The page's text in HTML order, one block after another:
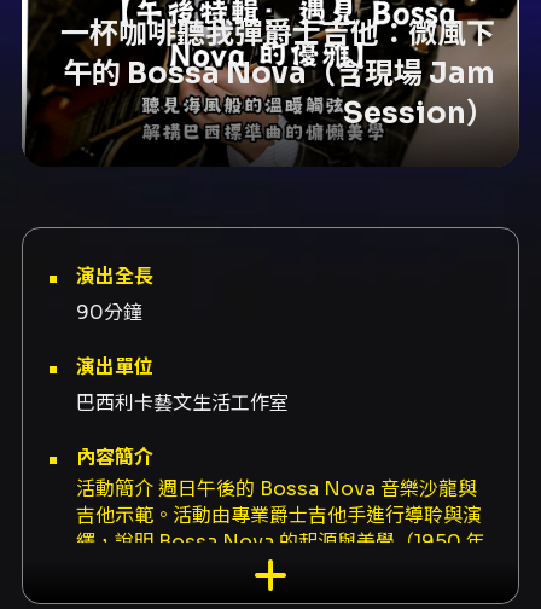
一杯咖啡聽我彈爵士吉他：微風下
午的 Bossa Nova（含現場 Jam
Session）
演出全長
90分鐘
演出單位
巴西利卡藝文生活工作室
內容簡介
活動簡介 週日午後的 Bossa Nova 音樂沙龍與
吉他示範。活動由專業爵士吉他手進行導聆與演
繹，說明 Bossa Nova 的起源與美學（1950 年
代末巴西森巴與美國酷派爵士的融合）、示範吉
他的右手指法（fingerstyle）與常見延伸和弦，